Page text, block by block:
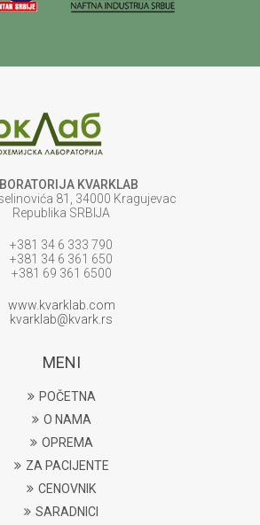
KVARKLAB
81, 34000 Kragujevac
Republika SRBIJA
+381 34 6 333 790
+381 34 6 361 650
+381 69 361 6500
www.kvarklab.com
kvarklab@kvark.rs
MENI
POČETNA
O NAMA
OPREMA
ZA PACIJENTE
CENOVNIK
SARADNICI